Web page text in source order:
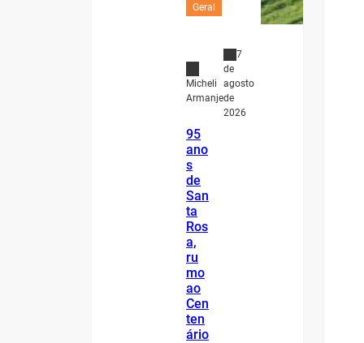
Geral
Micheli
Armanje
7
de
agosto
de
2026
95
ano
s
de
San
ta
Ros
a,
ru
mo
ao
Cen
ten
ário